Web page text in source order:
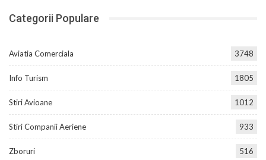
Categorii Populare
Aviatia Comerciala 3748
Info Turism 1805
Stiri Avioane 1012
Stiri Companii Aeriene 933
Zboruri 516